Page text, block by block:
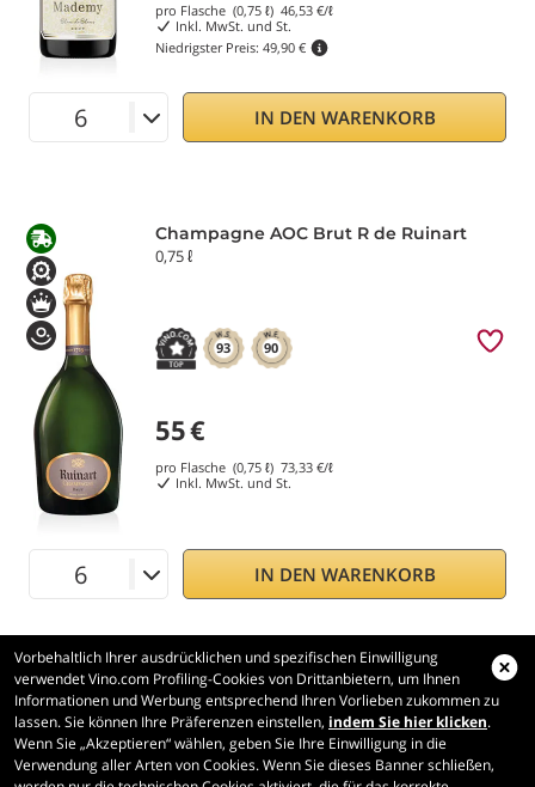
pro Flasche (0,75 ℓ) 46,53 €/ℓ
Inkl. MwSt. und St.
Niedrigster Preis: 49,90 €
IN DEN WARENKORB
Champagne AOC Brut R de Ruinart
0,75 ℓ
93 90
55€
pro Flasche (0,75 ℓ) 73,33 €/ℓ
Inkl. MwSt. und St.
IN DEN WARENKORB
Vorbehaltlich Ihrer ausdrücklichen und spezifischen Einwilligung
verwendet Vino.com Profiling-Cookies von Drittanbietern, um Ihnen
Informationen und Werbung entsprechend Ihren Vorlieben zukommen zu
lassen. Sie können Ihre Präferenzen einstellen, indem Sie hier klicken.
Wenn Sie „Akzeptieren“ wählen, geben Sie Ihre Einwilligung in die
Verwendung aller Arten von Cookies. Wenn Sie dieses Banner schließen,
Vino.com